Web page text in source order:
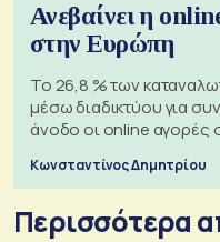
Ανεβαίνει η
στην Ευρώπη
Το 26,8 % των
μέσω διαδικτύου για
άνοδο οι online αγορές
Κωνσταντίνος Δημητρίου
Περισσότερα